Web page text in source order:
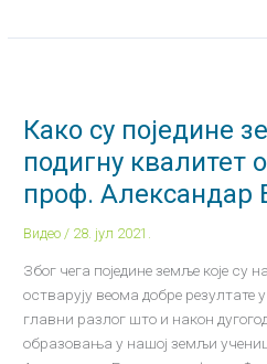
Како су поједине
подигну квалитет
проф. Александар
Видео / 28. јул 2021.
Због чега поједине земље које су
остварују веома добре
главни разлог што и након
образовања у нашој земљи
земље
успеле
да
подигну
квалитет
образовања
проф.
Александар